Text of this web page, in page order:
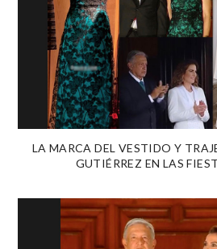
LA MARCA DEL VESTIDO Y
GUTIÉRREZ EN LAS